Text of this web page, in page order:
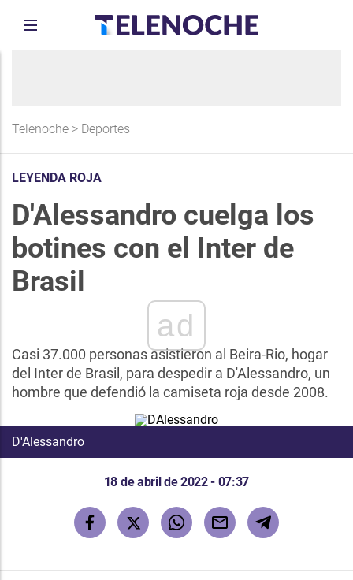
Telenoche > Deportes
LEYENDA ROJA
D'Alessandro cuelga los
botines con el Inter de
Brasil
ad
Casi 37.000 personas asistieron al Beira-Rio, hogar
del Inter de Brasil, para despedir a D'Alessandro, un
hombre que defendió la camiseta roja desde 2008.
D'Alessandro
18 de abril de 2022 - 07:37